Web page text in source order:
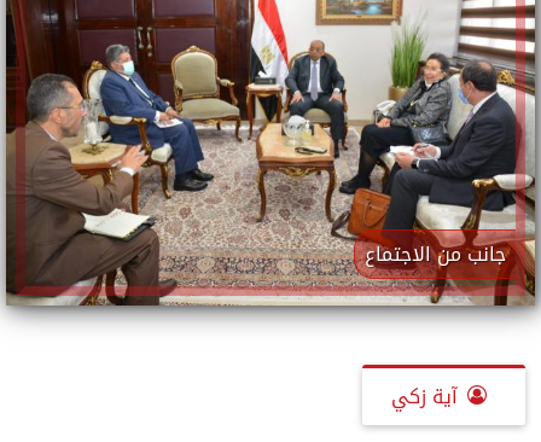
جانب من الاجتماع
آية زكي